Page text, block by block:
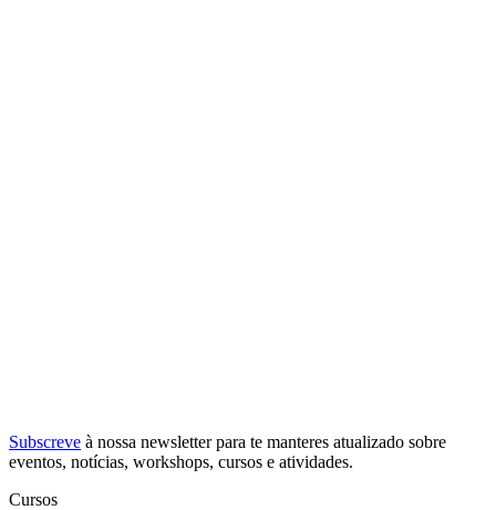
Subscreve à nossa newsletterpara te manteres atualizado sobre
eventos, notícias, workshops, cursos e atividades.
Cursos